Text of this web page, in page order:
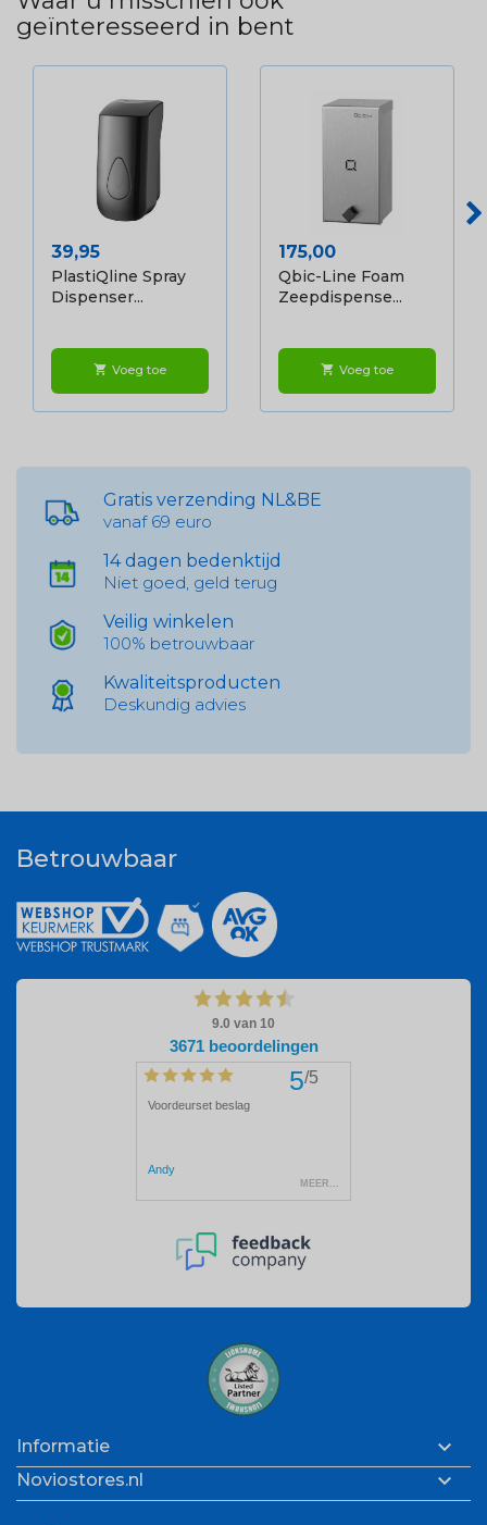
geïnteresseerd in bent
Prijs
39,95
PlastiQline Spray
Dispenser...
shopping_cart Voeg toe
Prijs
175,00
Qbic-Line Foam
Zeepdispense...
shopping_cart Voeg toe
Gratis verzending NL&BE
vanaf 69 euro
14 dagen bedenktijd
Niet goed, geld terug
Veilig winkelen
100% betrouwbaar
Kwaliteitsproducten
Deskundig advies
Betrouwbaar
Informatie 
Noviostores.nl 